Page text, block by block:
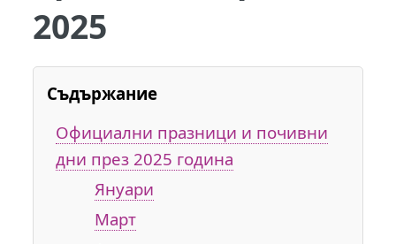
2025
Съдържание
Официални празници и почивни
дни през 2025 година
Януари
Март